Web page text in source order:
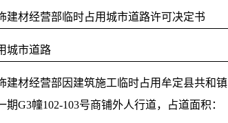
建材经营部临时占用城市道路许可决定书
城市道路
建材经营部因建筑施工临时占用牟定县共和镇
期G3幢102-103号商铺外人行道，占道面积：